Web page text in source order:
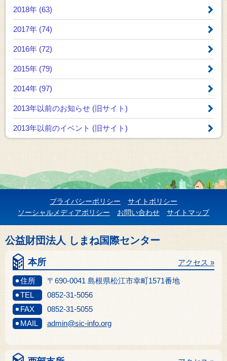
2018年 (63)
2017年 (74)
2016年 (72)
2015年 (79)
2014年 (97)
2013年以前のお知らせ (旧サイト)
2013年以前のイベント (旧サイト)
プライバシーポリシー
サイトポリシー
ソーシャルメディアポリシー
お問い合わせ サイトマップ
公益財団法人 しまね国際センター
本所
住所 〒690-0041 島根県松江市幸町1571番地
アクセス »
TEL
0852-31-5056
FAX
0852-31-5055
MAIL
admin@sic-info.org